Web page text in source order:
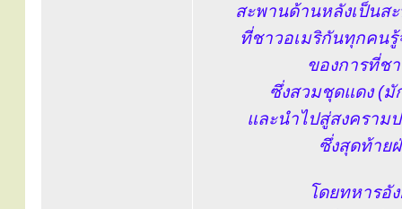
สะพานด้านหลังเป็นส
ที่ชาวอเมริกันทุกคนรู้
ของการที่ช
ซึ่งสวมชุดแดง (มั
และนำไปสู่สงคราม
ซึ่งสุดท้าย
โดยทหารอั